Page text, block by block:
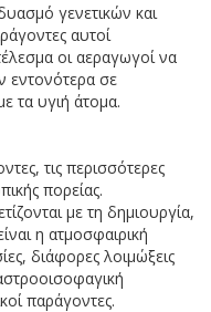
γενετικών και
αυτοί
οι αεραγωγοί να
εντονότερα σε
τα υγιή άτομα.
τις περισσότερες
πορείας.
με τη δημιουργία,
η ατμοσφαιρική
διάφορες λοιμώξεις
παράγοντες.